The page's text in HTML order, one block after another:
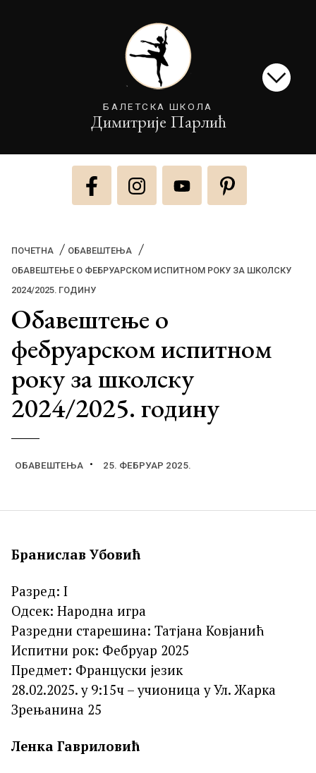
БАЛЕТСКА ШКОЛА
Димитрије Парлић
ПОЧЕТНА
ОБАВЕШТЕЊА
ОБАВЕШТЕЊЕ О ФЕБРУАРСКОМ ИСПИТНОМ РОКУ ЗА ШКОЛСКУ
2024/2025. ГОДИНУ
Обавештење о
фебруарском испитном
року за школску
2024/2025. годину
ОБАВЕШТЕЊА 25. ФЕБРУАР 2025.
Бранислав Убовић
Разред: I
Одсек: Народна игра
Разредни старешина: Татјана Ковјанић
Испитни рок: Фебруар 2025
Предмет: Француски језик
28.02.2025. у 9:15ч – учионица у Ул. Жарка
Зрењанина 25
Ленка Гавриловић